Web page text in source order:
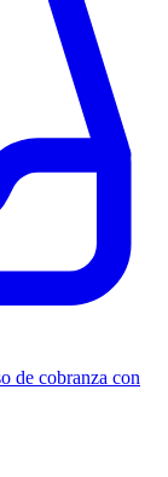
de cobranza con